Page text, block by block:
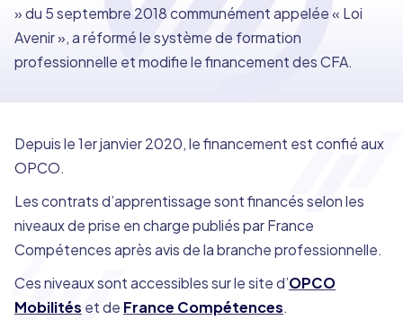
» du 5 septembre 2018 communément appelée « Loi
Avenir », a réformé le système de formation
professionnelle et modifie le financement des CFA.
Depuis le 1er janvier 2020, le financement est confié aux
OPCO.
Les contrats d’apprentissage sont financés selon les
niveaux de prise en charge publiés par France
Compétences après avis de la branche professionnelle.
Ces niveaux sont accessibles sur le site d’OPCO
Mobilités et de France Compétences.